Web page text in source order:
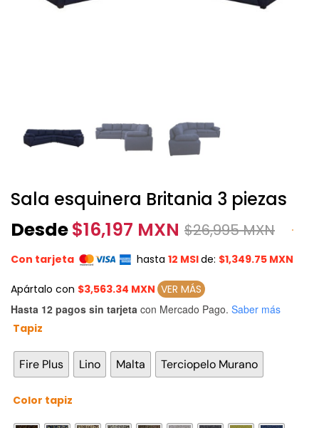
Sala esquinera Britania 3 piezas
Desde$16,197 MXN $26,995 MXN
Con tarjeta hasta 12 MSIde: $1,349.75 MXN
Apártalo con $3,563.34 MXN VER MÁS
Hasta 12 pagos sin tarjeta con Mercado Pago. Saber más
Tapiz
Fire Plus Lino Malta Terciopelo Murano
Color tapiz